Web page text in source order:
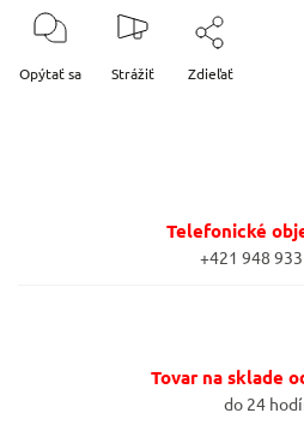
Opýtať sa Strážiť Zdieľať
Telefonické
+421 948
Tovar na sklade
do 24